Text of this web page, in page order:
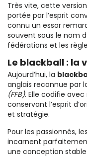
Très vite, cette
portée par l’esprit
connu un essor
souvent sous le nom
fédérations et les
Le blackball : la
Aujourd’hui, la
anglais reconnue par
(FFB). Elle codifie
conservant l’esprit
et stratégie.
Pour les passionnés,
incarnent
une conception